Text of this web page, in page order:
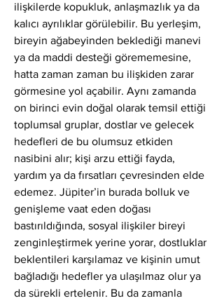
ilişkilerde kopukluk, anlaşmazlık ya da
kalıcı ayrılıklar görülebilir. Bu yerleşim,
bireyin ağabeyinden beklediği manevi
ya da maddi desteği görememesine,
hatta zaman zaman bu ilişkiden zarar
görmesine yol açabilir. Aynı zamanda
on birinci evin doğal olarak temsil ettiği
toplumsal gruplar, dostlar ve gelecek
hedefleri de bu olumsuz etkiden
nasibini alır; kişi arzu ettiği fayda,
yardım ya da fırsatları çevresinden elde
edemez. Jüpiter’in burada bolluk ve
genişleme vaat eden doğası
bastırıldığında, sosyal ilişkiler bireyi
zenginleştirmek yerine yorar, dostluklar
beklentileri karşılamaz ve kişinin umut
bağladığı hedefler ya ulaşılmaz olur ya
da sürekli ertelenir. Bu da zamanla